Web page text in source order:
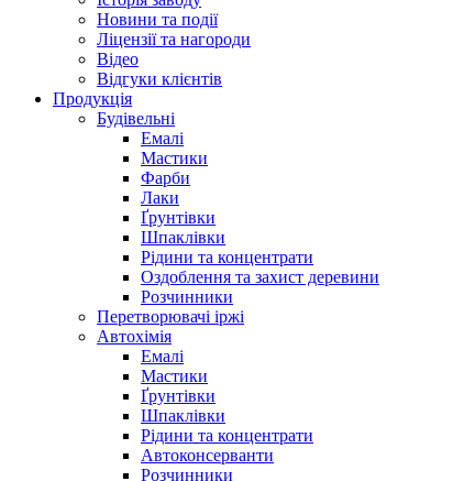
Новини та події
Ліцензії та нагороди
Відео
Відгуки клієнтів
Продукція
Будівельні
Емалі
Мастики
Фарби
Лаки
Ґрунтівки
Шпаклівки
Рідини та концентрати
Оздоблення та захист деревини
Розчинники
Перетворювачі іржі
Автохімія
Емалі
Мастики
Ґрунтівки
Шпаклівки
Рідини та концентрати
Автоконсерванти
Розчинники